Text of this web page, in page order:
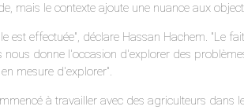
mais le contexte ajoute une nuance aux
est effectuée", déclare Hassan Hachem. "Le fait
donne l'occasion d'explorer des
mesure d'explorer".
à travailler avec des agriculteurs dans